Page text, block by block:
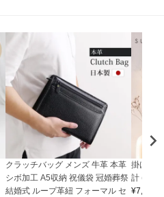
クラッチバッグ メンズ 牛革 本革
シボ加工 A5収納 祝儀袋 冠婚葬祭
結婚式 ループ革紐 フォーマル セ
掛け時
計
¥7,150